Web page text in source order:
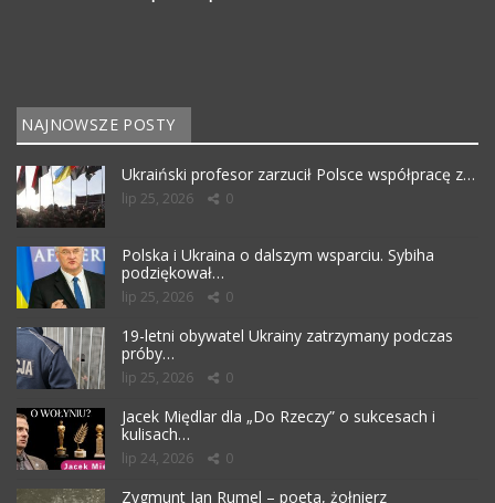
NAJNOWSZE POSTY
Ukraiński profesor zarzucił Polsce współpracę z…
lip 25, 2026 0
Polska i Ukraina o dalszym wsparciu. Sybiha
podziękował…
lip 25, 2026 0
19-letni obywatel Ukrainy zatrzymany podczas
próby…
lip 25, 2026 0
Jacek Międlar dla „Do Rzeczy” o sukcesach i
kulisach…
lip 24, 2026 0
Zygmunt Jan Rumel – poeta, żołnierz